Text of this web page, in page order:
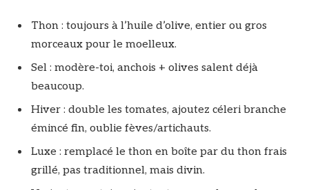
Thon : toujours à l’huile d’olive, entier ou gros
morceaux pour le moelleux.
Sel : modère-toi, anchois + olives salent déjà
beaucoup.
Hiver : double les tomates, ajoutez céleri branche
émincé fin, oublie fèves/artichauts.
Luxe : remplacé le thon en boîte par du thon frais
grillé, pas traditionnel, mais divin.